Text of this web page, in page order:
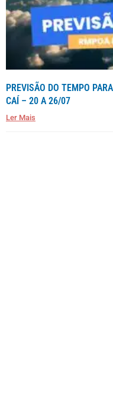
PREVISÃO DO TEMPO
CAÍ – 20 A 26/07
Ler Mais